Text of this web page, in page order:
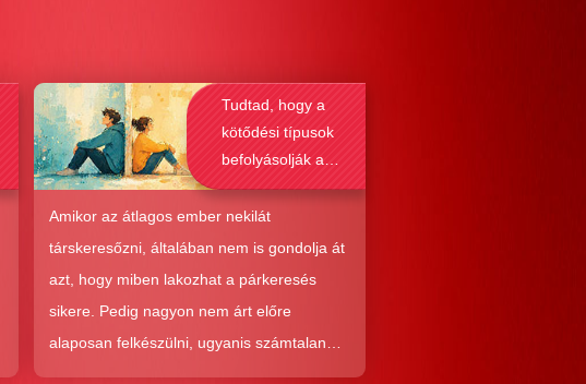
Tudtad, hogy a
kötődési típusok
befolyásolják a
társkeresést is?
Amikor az átlagos ember nekilát
társkeresőzni, általában nem is gondolja át
azt, hogy miben lakozhat a párkeresés
sikere. Pedig nagyon nem árt előre
alaposan felkészülni, ugyanis számtalan
kudarctól képes megmenteni téged is az,